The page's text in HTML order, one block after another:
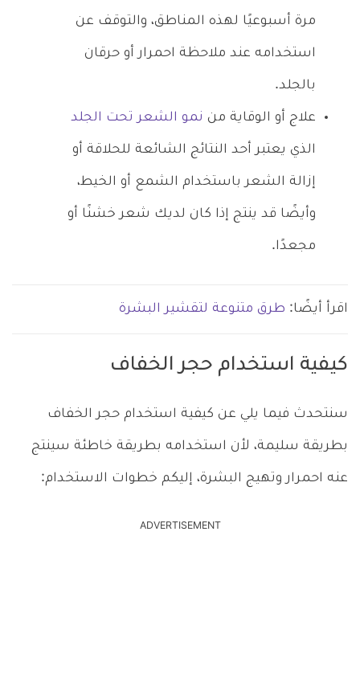
مرة أسبوعيًا لهذه المناطق، والتوقف عن
استخدامه عند ملاحظة احمرار أو حرقان
بالجلد.
علاج أو الوقاية من نمو الشعر تحت الجلد
الذي يعتبر أحد النتائج الشائعة للحلاقة أو
إزالة الشعر باستخدام الشمع أو الخيط،
وأيضًا قد ينتج إذا كان لديك شعر خشنًا أو
مجعدًا.
اقرأ أيضًا: طرق متنوعة لتقشير البشرة
كيفية استخدام حجر الخفاف
سنتحدث فيما يلي عن كيفية استخدام حجر الخفاف
بطريقة سليمة، لأن استخدامه بطريقة خاطئة سينتج
عنه احمرار وتهيج البشرة، إليكم خطوات الاستخدام:
ADVERTISEMENT